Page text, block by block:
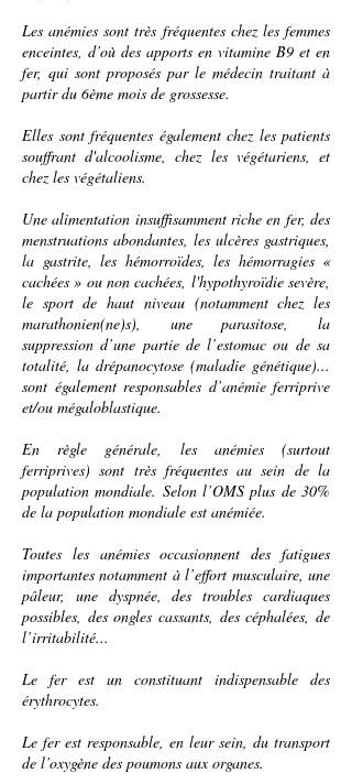
Les anémies sont très fréquentes chez les femmes
enceintes, d’où des apports en vitamine B9 et en
fer, qui sont proposés par le médecin traitant à
partir du 6ème mois de grossesse.
Elles sont fréquentes également chez les patients
souffrant d'alcoolisme, chez lesvégétariens, et
chez les végétaliens.
Unealimentation insuffisamment riche en fer, des
menstruations abondantes, les ulcères gastriques,
la gastrite, les hémorroïdes, les hémorragies«
cachées » ou non cachées, l'hypothyroïdiesevère,
le sportde haut niveau (notamment chez les
marathonien(ne)s), uneparasitose, la
suppression d’une partie de l’estomac ou de sa
totalité, la drépanocytose (maladie génétique)...
sont également responsables d’anémie ferriprive
et/ou mégaloblastique.
En règle générale, les anémies (surtout
ferriprives) sont très fréquentes au sein de la
population mondiale. Selon l’OMS plus de 30%
de la population mondiale est anémiée.
Toutes les anémies occasionnent des fatigues
importantes notamment à l’effort musculaire, une
pâleur, une dyspnée, des troublescardiaques
possibles, desongles cassants, descéphalées, de
l’irritabilité...
Le fer est un constituant indispensable des
érythrocytes.
Le fer est responsable, en leur sein, du transport
de l’oxygène des poumons auxorganes.